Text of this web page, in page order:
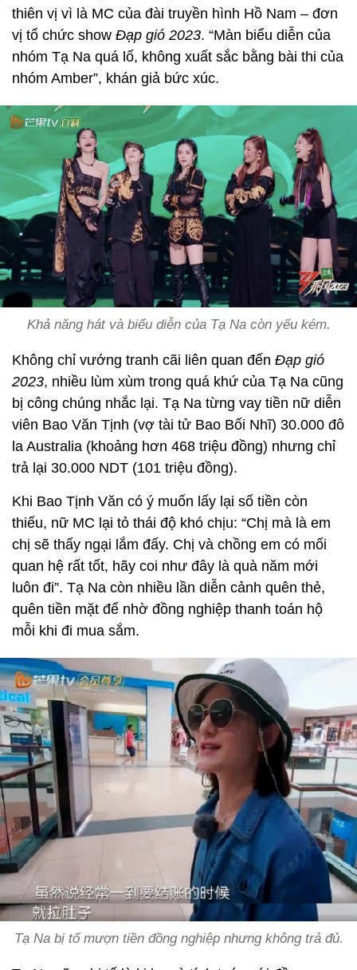
thiên vị vì là MC của đài truyền hình Hồ Nam – đơn
vị tổ chức show Đạp gió 2023. “Màn biểu diễn của
nhóm Tạ Na quá lố, không xuất sắc bằng bài thi của
nhóm Amber”, khán giả bức xúc.
Khả năng hát và biểu diễn của Tạ Na còn yếu kém.
Không chỉ vướng tranh cãi liên quan đến Đạp gió
2023, nhiều lùm xùm trong quá khứ của Tạ Na cũng
bị công chúng nhắc lại. Tạ Na từng vay tiền nữ diễn
viên Bao Văn Tịnh (vợ tài tử Bao Bối Nhĩ) 30.000 đô
la Australia (khoảng hơn 468 triệu đồng) nhưng chỉ
trả lại 30.000 NDT (101 triệu đồng).
Khi Bao Tịnh Văn có ý muốn lấy lại số tiền còn
thiếu, nữ MC lại tỏ thái độ khó chịu: “Chị mà là em
chị sẽ thấy ngại lắm đấy. Chị và chồng em có mối
quan hệ rất tốt, hãy coi như đây là quà năm mới
luôn đi”. Tạ Na còn nhiều lần diễn cảnh quên thẻ,
quên tiền mặt để nhờ đồng nghiệp thanh toán hộ
mỗi khi đi mua sắm.
Tạ Na bị tố mượn tiền đồng nghiệp nhưng không trả đủ.